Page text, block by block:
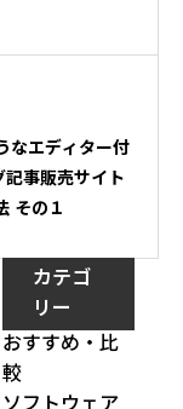
なエディター付
事販売サイト
その１
カテゴ
リー
おすすめ・比
較